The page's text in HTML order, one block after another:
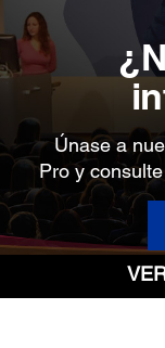
Únase a
Pro y